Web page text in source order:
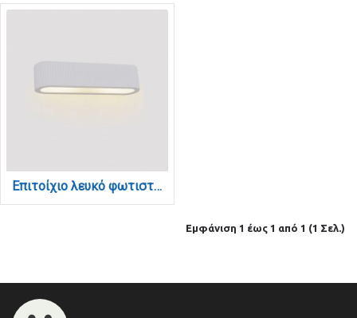
Επιτοίχιο λευκό φωτιστικό από γύψο 2XE14 D:35cm (43054-White)
Εμφάνιση 1 έως 1 από 1 (1 Σελ.)